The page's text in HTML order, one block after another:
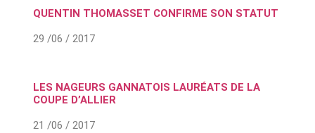
QUENTIN THOMASSET CONFIRME SON STATUT
29 /06 / 2017
LES NAGEURS GANNATOIS LAURÉATS DE LA
COUPE D’ALLIER
21 /06 / 2017